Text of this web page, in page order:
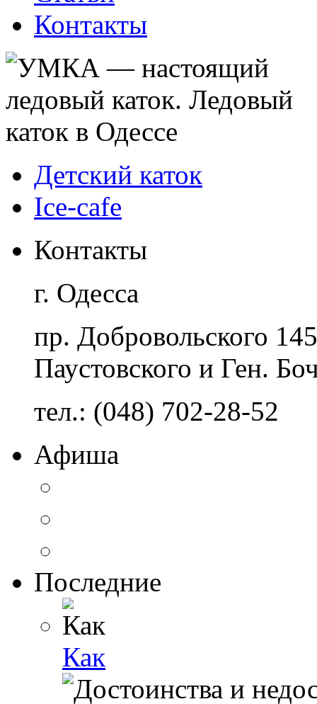
Контакты
Детский каток
Ice-cafe
Контакты
г. Одесса
пр. Добровольского
Паустовского и Ген.
тел.: (048) 702-28-52
Афиша
Последние
Как